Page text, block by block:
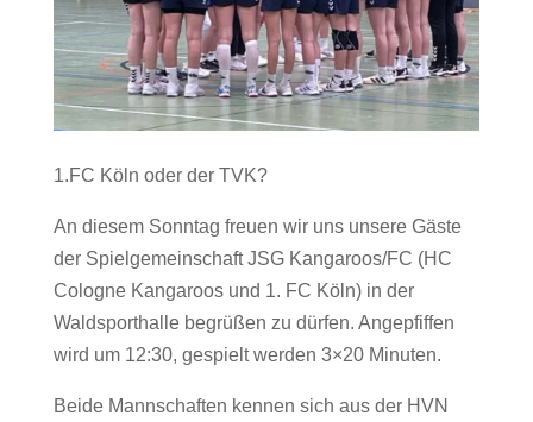
1.FC Köln oder der TVK?
An diesem Sonntag freuen wir uns unsere Gäste
der Spielgemeinschaft JSG Kangaroos/FC (HC
Cologne Kangaroos und 1. FC Köln) in der
Waldsporthalle begrüßen zu dürfen. Angepfiffen
wird um 12:30, gespielt werden 3×20 Minuten.
Beide Mannschaften kennen sich aus der HVN